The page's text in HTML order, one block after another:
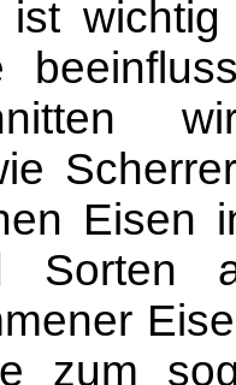
ist
Eisen
Sorten
zum